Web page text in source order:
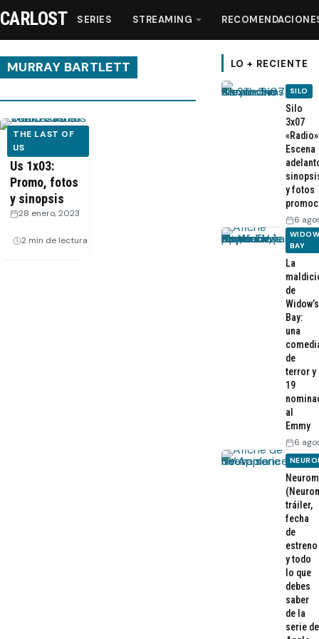
Streaming
Recomendaciones
CARLOST SERIES STREAMING
MURRAY BARTLETT
THE LAST OF
US
The Last of
Us 1x03:
Promo, fotos
y sinopsis
28 enero, 2023
2 min de lectura
LO + RECIENTE
SILO
Silo
3x07
Escena
y fotos
6
BAY
La
de
Widow’s
Bay:
una
de
terror y
19
al
Emmy
6
tráiler,
fecha
de
estreno
y todo
lo que
debes
saber
de la
serie de